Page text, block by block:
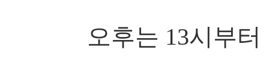
오후는 13시부